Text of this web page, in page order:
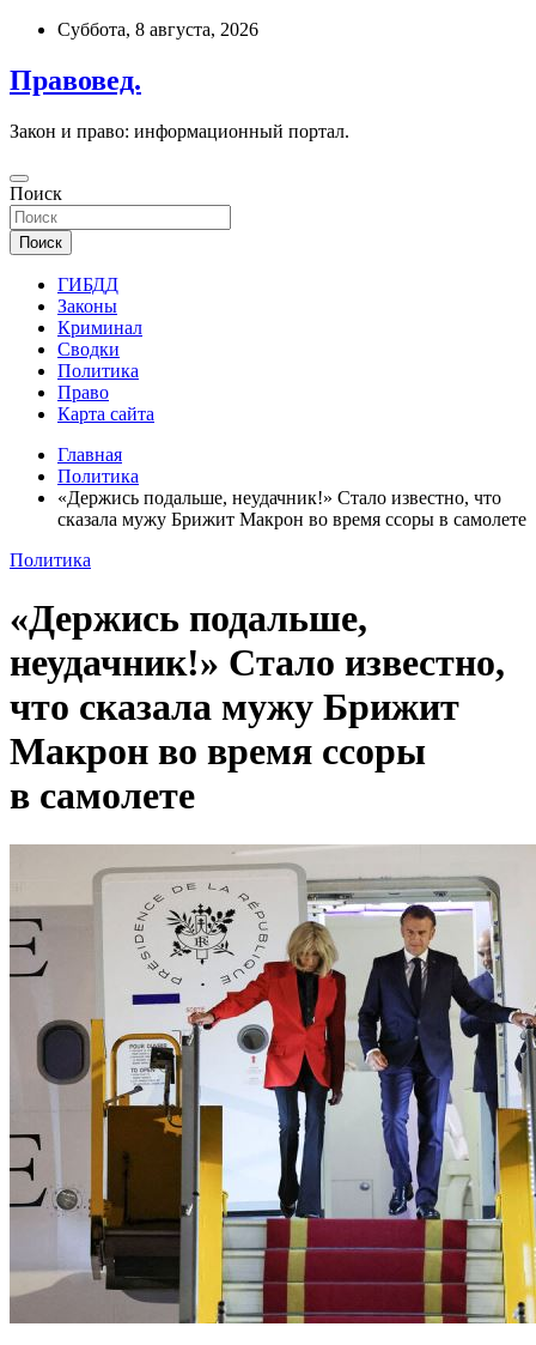
Перейти
содержимому
Суббота, 8 августа, 2026
Правовед.
Закон и право: информационный портал.
Поиск
Поиск
ГИБДД
Законы
Криминал
Сводки
Политика
Право
Карта сайта
Главная
Политика
«Держись подальше, неудачник!» Стало известно, что
сказала мужу Брижит Макрон во время ссоры в самолете
Политика
«Держись подальше,
неудачник!» Стало известно,
что сказала мужу Брижит
Макрон во время ссоры
в самолете